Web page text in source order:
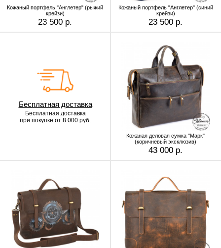
Кожаный портфель "Англетер" (рыжий
крейзи)
23 500 р.
Кожаный портфель "Англетер" (синий
крейзи)
23 500 р.
Бесплатная доставка
Бесплатная доставка
при покупке от 8 000 руб.
Кожаная деловая сумка "Марк"
(коричневый эксклюзив)
43 000 р.